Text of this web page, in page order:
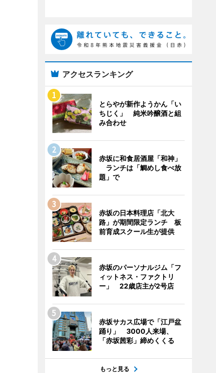
アクセスランキング
とらやが新作ようかん「い
ちじく」 純米吟醸酒と組
み合わせ
赤坂に和食居酒屋「和神」
ランチは「鯛めし食べ放
題」で
赤坂の日本料理店「北大
路」が期間限定ランチ 板
前育成スクール生が提供
赤坂のパーソナルジム「フ
ィットネス・ファクトリ
ー」 22歳店主が2号店
赤坂サカス広場で「江戸盆
踊り」 3000人来場、
「赤坂茜彩」締めくくる
もっと見る